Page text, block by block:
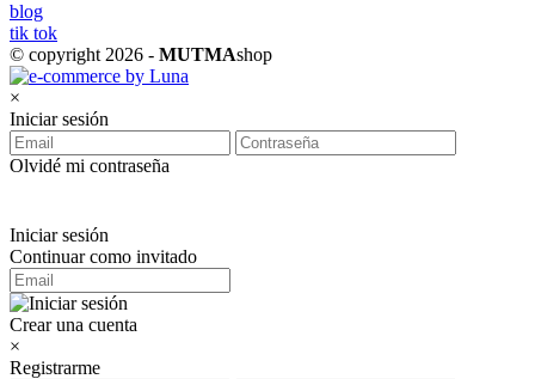
blog
tik tok
© copyright 2026 - MUTMAshop
×
Iniciar sesión
Olvidé mi contraseña
Iniciar sesión
Continuar como invitado
Crear una cuenta
×
Registrarme